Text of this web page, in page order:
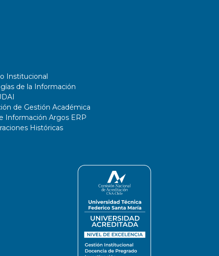
Institucional
de la Información
de Gestión Académica
Información Argos ERP
Históricas